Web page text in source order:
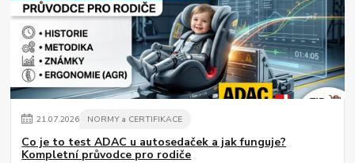
21.07.2026 NORMY a CERTIFIKACE
Co je to test ADAC u autosedaček a jak funguje?
Kompletní průvodce pro rodiče